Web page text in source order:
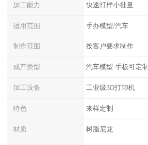
加工能力 快速打样小批量
适用范围 手办模型/汽车
制作范围 按客户要求制作
成产类型 汽车模型 手板可定制
加工设备 工业级3D打印机
特色 来样定制
材质 树脂尼龙